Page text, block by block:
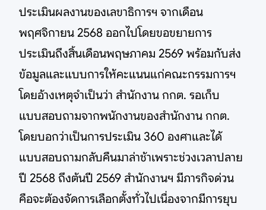
ประเมินผลงานของเลขาธิการฯ จากเดือน
พฤศจิกายน 2568 ออกไปโดยขอขยายการ
ประเมินถึงสิ้นเดือนพฤษภาคม 2569 พร้อมกับส่ง
ข้อมูลและแบบการให้คะแนนแก่คณะกรรมการฯ
โดยอ้างเหตุจำเป็นว่า สำนักงาน กกต. รอเก็บ
แบบสอบถามจากพนักงานของสำนักงาน กกต.
โดยบอกว่าเป็นการประเมิน 360 องศาและได้
แบบสอบถามกลับคืนมาล่าช้าเพราะช่วงเวลาปลาย
ปี 2568 ถึงต้นปี 2569 สำนักงานฯ มีภารกิจด่วน
คือจะต้องจัดการเลือกตั้งทั่วไปเนื่องจากมีการยุบ